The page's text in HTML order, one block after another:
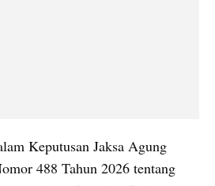
Keputusan Jaksa Agung
488 Tahun 2026 tentang